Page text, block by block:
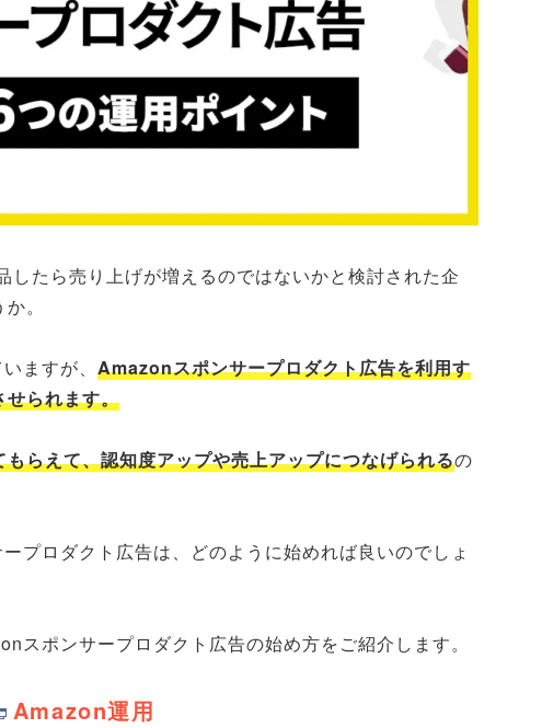
たら売り上げが増えるのではないかと検討された企
。
ますが、 Amazonスポンサープロダクト広告を利用す
せられます。
らえて、認知度アップや売上アップにつなげられるの
プロダクト広告は、どのように始めれば良いのでしょ
スポンサープロダクト広告の始め方をご紹介します。
Amazon運用